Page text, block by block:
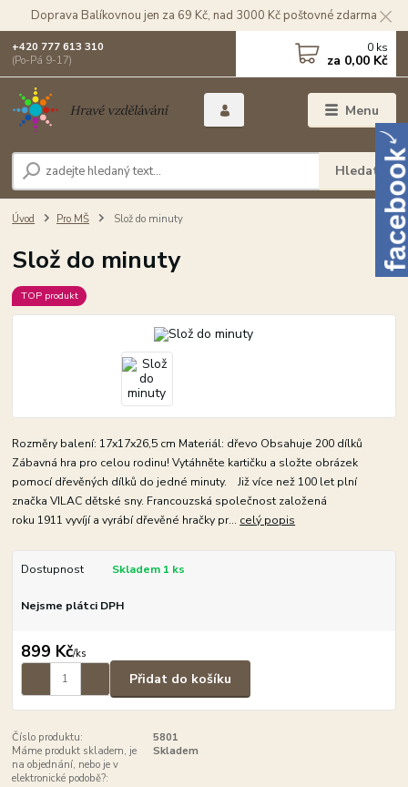
Doprava Balíkovnou jen za 69 Kč, nad 3000 Kč poštovné zdarma
Menu
Hledat
+420 777 613 310
(Po-Pá 9-17)
0 ks
za 0,00 Kč
Úvod Pro MŠ Slož do minuty
Slož do minuty
TOP produkt
Rozměry balení: 17x17x26,5 cm Materiál: dřevo Obsahuje 200 dílků
Zábavná hra pro celou rodinu! Vytáhněte kartičku a složte obrázek
pomocí dřevěných dílků do jedné minuty. Již více než 100 let plní
značka VILAC dětské sny. Francouzská společnost založená
roku 1911 vyvíjí a vyrábí dřevěné hračky pr... celý popis
Dostupnost Skladem 1 ks
Nejsme plátci DPH
899 Kč/ks
Přidat do košíku
Číslo produktu:
5801
Máme produkt skladem, je
na objednání, nebo je v
elektronické podobě?:
Skladem